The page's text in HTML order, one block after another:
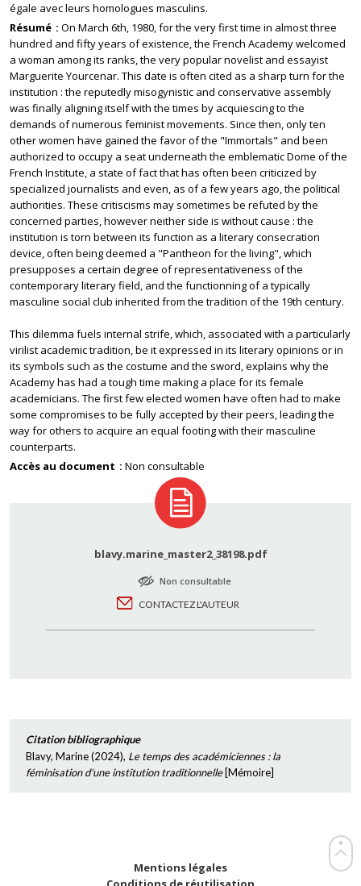
égale avec leurs homologues masculins.
Résumé
On March 6th, 1980, for the very first time in almost three
hundred and fifty years of existence, the French Academy welcomed
a woman among its ranks, the very popular novelist and essayist
Marguerite Yourcenar. This date is often cited as a sharp turn for the
institution : the reputedly misogynistic and conservative assembly
was finally aligning itself with the times by acquiescing to the
demands of numerous feminist movements. Since then, only ten
other women have gained the favor of the "Immortals" and been
authorized to occupy a seat underneath the emblematic Dome of the
French Institute, a state of fact that has often been criticized by
specialized journalists and even, as of a few years ago, the political
authorities. These critiscisms may sometimes be refuted by the
concerned parties, however neither side is without cause : the
institution is torn between its function as a literary consecration
device, often being deemed a "Pantheon for the living", which
presupposes a certain degree of representativeness of the
contemporary literary field, and the functionning of a typically
masculine social club inherited from the tradition of the 19th century.
This dilemma fuels internal strife, which, associated with a particularly
virilist academic tradition, be it expressed in its literary opinions or in
its symbols such as the costume and the sword, explains why the
Academy has had a tough time making a place for its female
academicians. The first few elected women have often had to make
some compromises to be fully accepted by their peers, leading the
way for others to acquire an equal footing with their masculine
counterparts.
Accès au document
Non consultable
blavy.marine_master2_38198.pdf
Non consultable
CONTACTEZ L'AUTEUR
Citation bibliographique
Blavy, Marine(2024), Le temps des académiciennes : la
féminisation d'une institution traditionnelle[Mémoire]
Mentions légales